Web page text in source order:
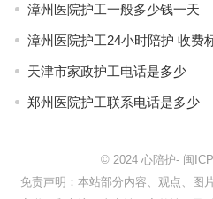
漳州医院护工一般多少钱一天
漳州医院护工24小时陪护 收费
天津市家政护工电话是多少
郑州医院护工联系电话是多少
© 2024 心陪护- 闽
免责声明：本站部分内容、观点、图